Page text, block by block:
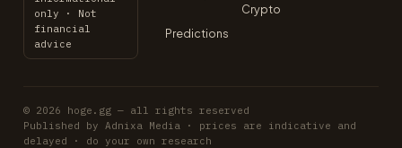
only · Not
financial
advice
Crypto
Predictions
© 2026 hoge.gg — all rights reserved
Published by Adnixa Media · prices are indicative and
delayed · do your own research